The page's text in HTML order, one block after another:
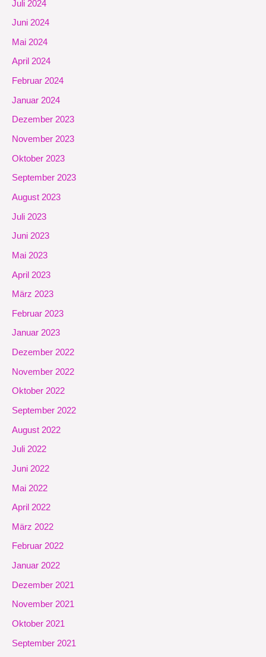
Juli 2024
Juni 2024
Mai 2024
April 2024
Februar 2024
Januar 2024
Dezember 2023
November 2023
Oktober 2023
September 2023
August 2023
Juli 2023
Juni 2023
Mai 2023
April 2023
März 2023
Februar 2023
Januar 2023
Dezember 2022
November 2022
Oktober 2022
September 2022
August 2022
Juli 2022
Juni 2022
Mai 2022
April 2022
März 2022
Februar 2022
Januar 2022
Dezember 2021
November 2021
Oktober 2021
September 2021